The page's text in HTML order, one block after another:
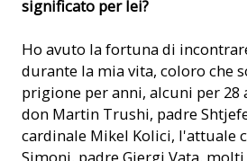
significato per lei?
Ho avuto la fortuna di
durante la mia vita, coloro che
prigione per anni, alcuni per 28
don Martin Trushi, padre
cardinale Mikel Kolici, l'attuale
Simoni, padre Gjergj Vata,